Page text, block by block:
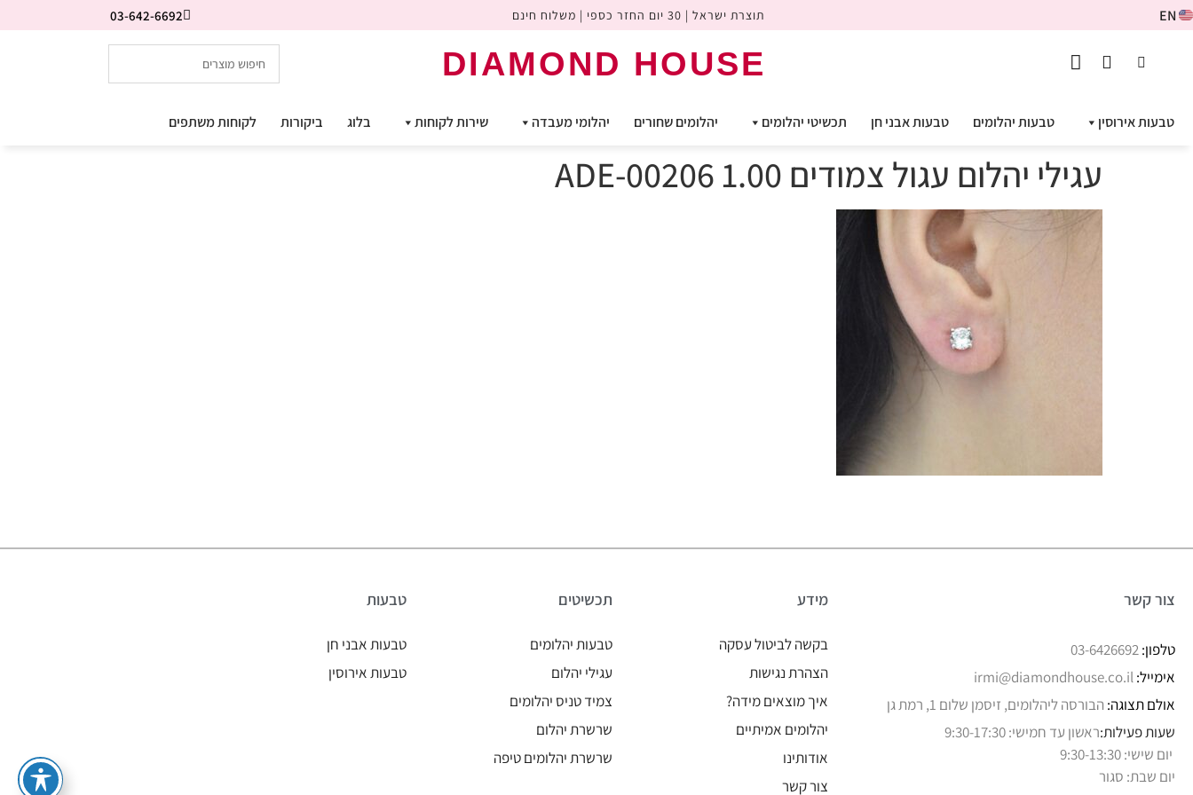
EN תוצרת ישראל | 30 יום החזר כספי | משלוח חינם 03-642-6692
DIAMOND HOUSE
טבעות אירוסין טבעות יהלומים טבעות אבני חן תכשיטי יהלומים יהלומים שחורים יהלומי מעבדה שירות לקוחות בלוג ביקורות לקוחות משתפים
עגילי יהלום עגול צמודים 1.00 ADE-00206
צור קשר
טלפון:03-6426692
אימייל:irmi@diamondhouse.co.il
אולם תצוגה: הבורסה ליהלומים, זיסמן שלום 1, רמת גן
שעות פעילות:ראשון עד חמישי: 9:30-17:30
יום שישי: 9:30-13:30
יום שבת: סגור
מידע
בקשה לביטול עסקה
הצהרת נגישות
איך מוצאים מידה?
יהלומים אמיתיים
אודותינו
צור קשר
תכשיטים
טבעות יהלומים
עגילי יהלום
צמיד טניס יהלומים
שרשרת יהלום
שרשרת יהלומים טיפה
טבעות
טבעות אבני חן
טבעות אירוסין